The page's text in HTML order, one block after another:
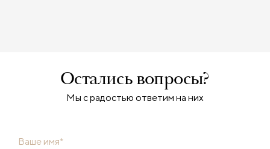
Остались вопросы?
Мы с радостью ответим на них
Ваше имя*